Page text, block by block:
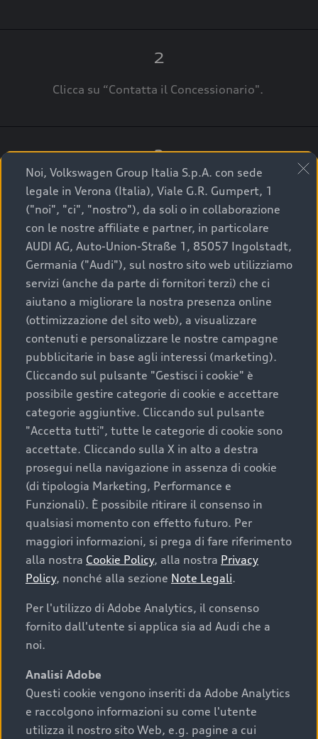
2
Clicca su “Contatta il Concessionario".
3
A breve verrai ricontattato dal Customer Care
Audi Center o direttamente dal Concessionario
che ti supporterà per finalizzare la tua richiesta.
La qualità di acquistare
un’auto usata Audi
Scegliere un’auto usata è una decisione che coniuga
convenienza, affidabilità e sostenibilità. Per fare un
acquisto sicuro, è essenziale considerare aspetti
determinanti come la garanzia inclusa e l’affidabilità del
marchio. Audi offre l’auto usata perfetta tramite Audi
Prima Scelta :plus
Cosa sapere prima di
acquistare la tua prossima
auto
I requisiti fondamentali da considerare prima di
acquistare un’auto usata, oltre al prezzo e all'aspetto,
chilometraggio: un valore contenuto corrisponde a
uno stato migliore del veicolo e a una maggiore
durata nel tempo;
Noi, Volkswagen Group Italia S.p.A. con sede
legale in Verona (Italia), Viale G.R. Gumpert, 1
("noi", "ci", "nostro"), da soli o in collaborazione
con le nostre affiliate e partner, in particolare
AUDI AG, Auto-Union-Straße 1, 85057 Ingolstadt,
Germania ("Audi"), sul nostro sito web utilizziamo
servizi (anche da parte di fornitori terzi) che ci
aiutano a migliorare la nostra presenza online
(ottimizzazione del sito web), a visualizzare
contenuti e personalizzare le nostre campagne
pubblicitarie in base agli interessi (marketing).
Cliccando sul pulsante "Gestisci i cookie" è
possibile gestire categorie di cookie e accettare
categorie aggiuntive. Cliccando sul pulsante
"Accetta tutti", tutte le categorie di cookie sono
accettate. Cliccando sulla X in alto a destra
prosegui nella navigazione in assenza di cookie
(di tipologia Marketing, Performance e
Funzionali). È possibile ritirare il consenso in
qualsiasi momento con effetto futuro. Per
maggiori informazioni, si prega di fare riferimento
alla nostra Cookie Policy, alla nostra Privacy
Policy, nonché alla sezione Note Legali.
Per l'utilizzo di Adobe Analytics, il consenso
fornito dall'utente si applica sia ad Audi che a
noi.
Analisi Adobe
Questi cookie vengono inseriti da Adobe Analytics
e raccolgono informazioni su come l'utente
utilizza il nostro sito Web, e.g. pagine a cui